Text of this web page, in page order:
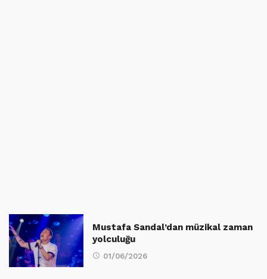
Mustafa Sandal’dan müzikal zaman
yolculuğu
01/06/2026